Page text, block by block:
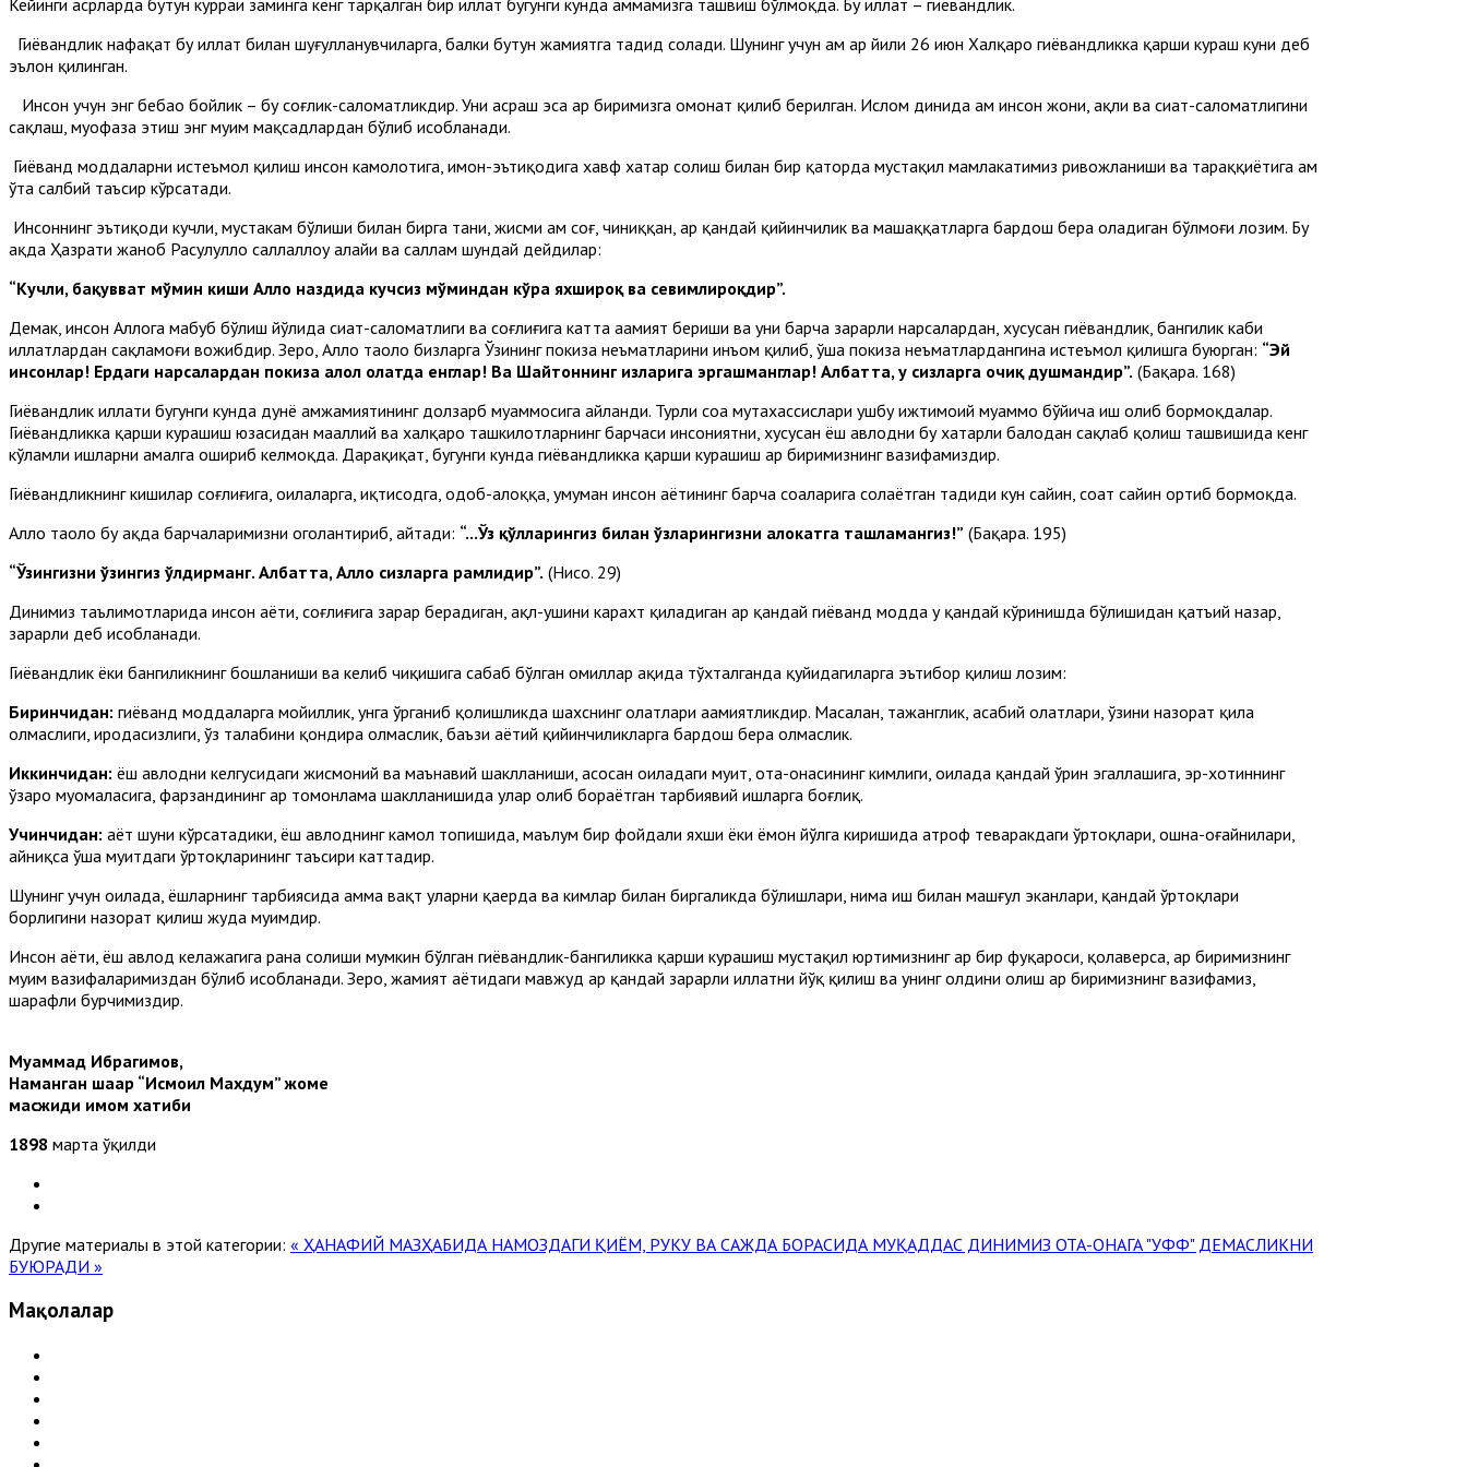
Гиёҳвандлик нафақат бу иллат билан шуғулланувчиларга, балки бутун жамиятга таҳдид солади. Шунинг учун ҳам ҳар йили 26 июн Халқаро гиёҳвандликка қарши кураш куни деб
эълон қилинган.
Инсон учун энг бебаҳо бойлик – бу соғлик-саломатликдир. Уни асраш эса ҳар биримизга омонат қилиб берилган. Ислом динида ҳам инсон жони, ақли ва сиҳат-саломатлигини
сақлаш, муҳофаза этиш энг муҳим мақсадлардан бўлиб ҳисобланади.
Гиёҳванд моддаларни истеъмол қилиш инсон камолотига, имон-эътиқодига хавф хатар солиш билан бир қаторда мустақил мамлакатимиз ривожланиши ва тараққиётига ҳам
ўта салбий таъсир кўрсатади.
Инсоннинг эътиқоди кучли, мустаҳкам бўлиши билан бирга тани, жисми ҳам соғ, чиниққан, ҳар қандай қийинчилик ва машаққатларга бардош бера оладиган бўлмоғи лозим. Бу
ҳақда Ҳазрати жаноб Расулуллоҳ саллаллоҳу алайҳи ва саллам шундай дейдилар:
“Кучли, бақувват мўмин киши Аллоҳ наздида кучсиз мўминдан кўра яхшироқ ва севимлироқдир”.
Демак, инсон Аллоҳга маҳбуб бўлиш йўлида сиҳат-саломатлиги ва соғлиғига катта аҳамият бериши ва уни барча зарарли нарсалардан, хусусан гиёҳвандлик, бангилик каби
иллатлардан сақламоғи вожибдир. Зеро, Аллоҳ таоло бизларга Ўзининг покиза неъматларини инъом қилиб, ўша покиза неъматлардангина истеъмол қилишга буюрган: “Эй
инсонлар! Ердаги нарсалардан покиза ҳалол ҳолатда енглар! Ва Шайтоннинг изларига эргашманглар! Албатта, у сизларга очиқ душмандир”. (Бақара. 168)
Гиёҳвандлик иллати бугунги кунда дунё ҳамжамиятининг долзарб муаммосига айланди. Турли соҳа мутахассислари ушбу ижтимоий муаммо бўйича иш олиб бормоқдалар.
Гиёҳвандликка қарши курашиш юзасидан маҳаллий ва халқаро ташкилотларнинг барчаси инсониятни, хусусан ёш авлодни бу хатарли балодан сақлаб қолиш ташвишида кенг
кўламли ишларни амалга ошириб келмоқда. Дарҳақиқат, бугунги кунда гиёҳвандликка қарши курашиш ҳар биримизнинг вазифамиздир.
Гиёҳвандликнинг кишилар соғлиғига, оилаларга, иқтисодга, одоб-аҳлоққа, умуман инсон ҳаётининг барча соҳаларига солаётган таҳдиди кун сайин, соат сайин ортиб бормоқда.
Аллоҳ таоло бу ҳақда барчаларимизни огоҳлантириб, айтади: “...Ўз қўлларингиз билан ўзларингизни ҳалокатга ташламангиз!” (Бақара. 195)
“Ўзингизни ўзингиз ўлдирманг. Албатта, Аллоҳ сизларга раҳмлидир”. (Нисо. 29)
Динимиз таълимотларида инсон ҳаёти, соғлиғига зарар берадиган, ақл-ҳушини карахт қиладиган ҳар қандай гиёҳванд модда у қандай кўринишда бўлишидан қатъий назар,
зарарли деб ҳисобланади.
Гиёҳвандлик ёки бангиликнинг бошланиши ва келиб чиқишига сабаб бўлган омиллар ҳақида тўхталганда қуйидагиларга эътибор қилиш лозим:
Биринчидан: гиёҳванд моддаларга мойиллик, унга ўрганиб қолишликда шахснинг ҳолатлари аҳамиятликдир. Масалан, тажанглик, асабий ҳолатлари, ўзини назорат қила
олмаслиги, иродасизлиги, ўз талабини қондира олмаслик, баъзи ҳаётий қийинчиликларга бардош бера олмаслик.
Иккинчидан: ёш авлодни келгусидаги жисмоний ва маънавий шаклланиши, асосан оиладаги муҳит, ота-онасининг кимлиги, оилада қандай ўрин эгаллашига, эр-хотиннинг
ўзаро муомаласига, фарзандининг ҳар томонлама шаклланишида улар олиб бораётган тарбиявий ишларга боғлиқ.
Учинчидан: ҳаёт шуни кўрсатадики, ёш авлоднинг камол топишида, маълум бир фойдали яхши ёки ёмон йўлга киришида атроф теваракдаги ўртоқлари, ошна-оғайнилари,
айниқса ўша муҳитдаги ўртоқларининг таъсири каттадир.
Шунинг учун оилада, ёшларнинг тарбиясида ҳамма вақт уларни қаерда ва кимлар билан биргаликда бўлишлари, нима иш билан машғул эканлари, қандай ўртоқлари
борлигини назорат қилиш жуда муҳимдир.
Инсон ҳаёти, ёш авлод келажагига раҳна солиши мумкин бўлган гиёҳвандлик-бангиликка қарши курашиш мустақил юртимизнинг ҳар бир фуқароси, қолаверса, ҳар биримизнинг
муҳим вазифаларимиздан бўлиб ҳисобланади. Зеро, жамият ҳаётидаги мавжуд ҳар қандай зарарли иллатни йўқ қилиш ва унинг олдини олиш ҳар биримизнинг вазифамиз,
шарафли бурчимиздир.
Муҳаммад Ибрагимов,
Наманган шаар “Исмоил Махдум”жоме
масжиди имом хатиби
1898 марта ўқилди
Другие материалы в этой категории: « ҲАНАФИЙ МАЗҲАБИДА НАМОЗДАГИ ҚИЁМ, РУКУ ВА САЖДА БОРАСИДА МУҚАДДАС ДИНИМИЗ ОТА-ОНАГА "УФФ" ДЕМАСЛИКНИ
БУЮРАДИ »
Мақолалар